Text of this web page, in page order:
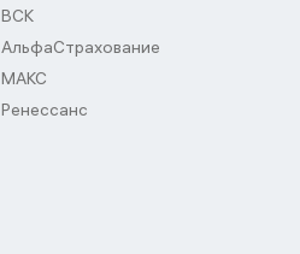
ВСК
АльфаСтрахование
МАКС
Ренессанс